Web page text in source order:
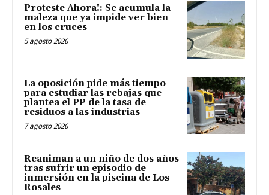
Proteste Ahora!: Se acumula la
maleza que ya impide ver bien
en los cruces
5 agosto 2026
La oposición pide más tiempo
para estudiar las rebajas que
plantea el PP de la tasa de
residuos a las industrias
7 agosto 2026
Reaniman a un niño de dos años
tras sufrir un episodio de
inmersión en la piscina de Los
Rosales